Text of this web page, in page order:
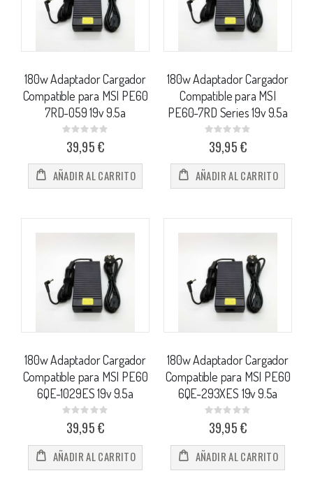
180w Adaptador Cargador
Compatible para MSI PE60
7RD-059 19v 9.5a
Rating:
0%39,95 €
AÑADIR AL CARRITO
180w Adaptador Cargador
Compatible para MSI
PE60-7RD Series 19v 9.5a
Rating:
0%39,95 €
AÑADIR AL CARRITO
180w Adaptador Cargador
Compatible para MSI PE60
6QE-1029ES 19v 9.5a
Rating:
0%39,95 €
AÑADIR AL CARRITO
180w Adaptador Cargador
Compatible para MSI PE60
6QE-293XES 19v 9.5a
Rating:
0%39,95 €
AÑADIR AL CARRITO